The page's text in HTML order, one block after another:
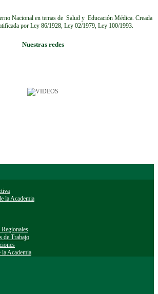
Nacional en temas de Salud y Educación Médica. Creada
por Ley 86/1928, Ley 02/1979, Ley 100/1993.
Nuestras redes
la Academia
de Trabajo
la Academia